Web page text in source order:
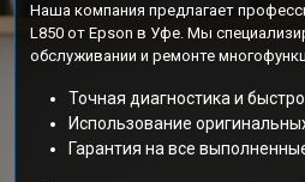
Наша компания предлагает
L850 от Epson в Уфе. Мы
обслуживании и ремонте
Точная диагностика и
Использование
Гарантия на все